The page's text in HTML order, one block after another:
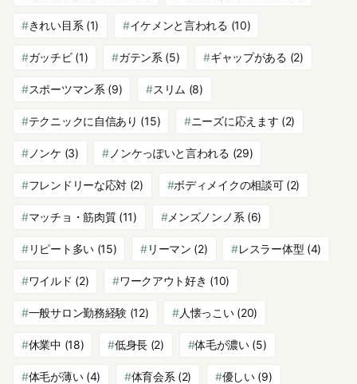
きれい目系 (1) イケメンと言われる (10)
ガッチビ(1) ガテン系 (5) ギャップがある (2)
スポーツマン系 (9) スリム (8)
テクニックに自信あり (15) ニーズに応えます (2)
ノンケ (3) ノンケっぽいと言われる (29)
フレンドリーな応対 (2) ボディメイクの相談可(2)
マッチョ・筋肉質(11) メンズノンノ系 (6)
リピート多い(15) リーマン (2) レスラー体型 (4)
ワイルド (2) ワークアウト好き (10)
一般サロン勤務経験 (12) 人懐っこい(20)
休業中 (18) 低身長(2) 体毛が濃い(5)
体毛が薄い(4) 体育会系 (2) 優しい(9)